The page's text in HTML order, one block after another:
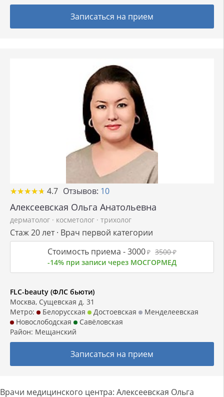
Записаться на прием
★★★★★
★★★★★ 4.7 Отзывов: 10
Алексеевская Ольга Анатольевна
дерматолог · косметолог · трихолог
Стаж 20 лет · Врач первой категории
Стоимость приема -3000₽ 3500₽
-14% при записи через МОСГОРМЕД
FLC-beauty (ФЛС бьюти)
Москва, Сущевская д. 31
Метро:
Белорусская Достоевская
Менделеевская
Новослободская
Савёловская
Район: Мещанский
Записаться на прием
Врачи медицинского центра: Алексеевская Ольга